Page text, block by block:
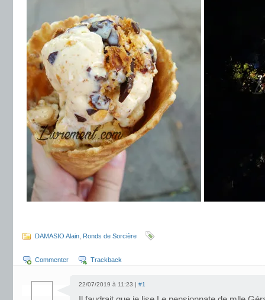
DAMASIO Alain Ronds de Sorcière
Commenter Trackback
22/07/2019 à 11:23 | #1